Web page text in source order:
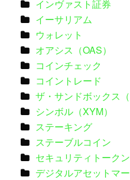
インヴァスト証券
イーサリアム
ウォレット
オアシス（OAS）
コインチェック
コイントレード
ザ・サンドボックス（
シンボル（XYM）
ステーキング
ステーブルコイン
セキュリティトークン
デジタルアセットマ